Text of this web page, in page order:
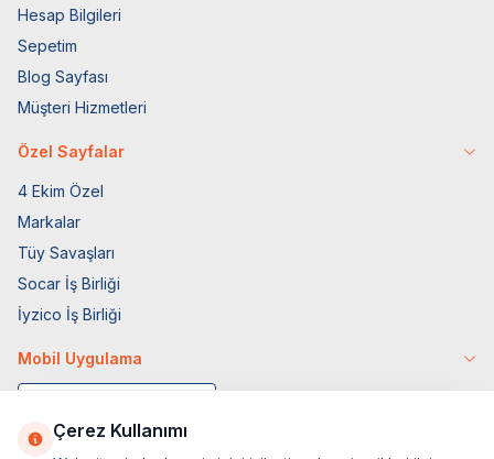
Hesap Bilgileri
Sepetim
Blog Sayfası
Müşteri Hizmetleri
Özel Sayfalar
4 Ekim Özel
Markalar
Tüy Savaşları
Socar İş Birliği
İyzico İş Birliği
Mobil Uygulama
Çerez Kullanımı